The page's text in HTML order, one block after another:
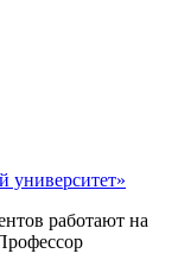
университет»
работают на